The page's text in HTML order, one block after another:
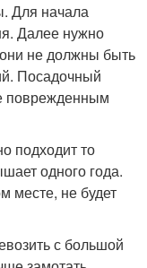
Для начала
Далее нужно
не должны быть
Посадочный
поврежденным
подходит то
одного года.
месте, не будет
с большой